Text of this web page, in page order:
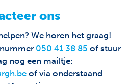
ons
We horen het graag!
050 41 38 85 of stuur
nog een mailtje:
of via onderstaand